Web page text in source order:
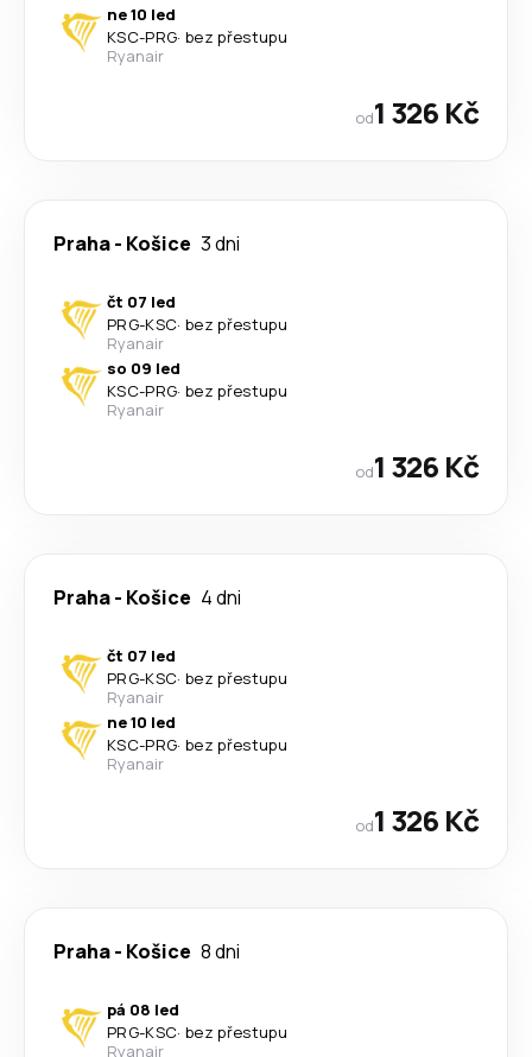
ne 10 led
KSC-PRG· bez přestupu
Ryanair
od1 326 Kč
Praha- Košice 3 dni
čt 07 led
PRG-KSC· bez přestupu
Ryanair
so 09 led
KSC-PRG· bez přestupu
Ryanair
od1 326 Kč
Praha- Košice 4 dni
čt 07 led
PRG-KSC· bez přestupu
Ryanair
ne 10 led
KSC-PRG· bez přestupu
Ryanair
od1 326 Kč
Praha- Košice 8 dni
pá 08 led
PRG-KSC· bez přestupu
Ryanair